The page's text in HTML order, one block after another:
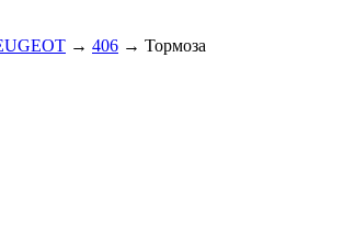
→ 406 → Тормоза